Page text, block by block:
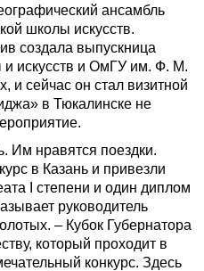
ансамбль
школы искусств.
создала выпускница
и искусств и ОмГУ им. Ф. М.
и сейчас он стал визитной
в Тюкалинске не
Им нравятся поездки.
в Казань и привезли
I степени и один диплом
руководитель
– Кубок Губернатора
который проходит в
конкурс. Здесь